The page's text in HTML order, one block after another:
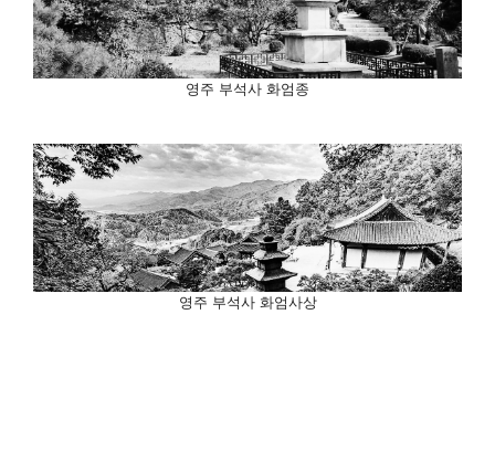
영주 부석사 화엄종
영주 부석사 화엄사상